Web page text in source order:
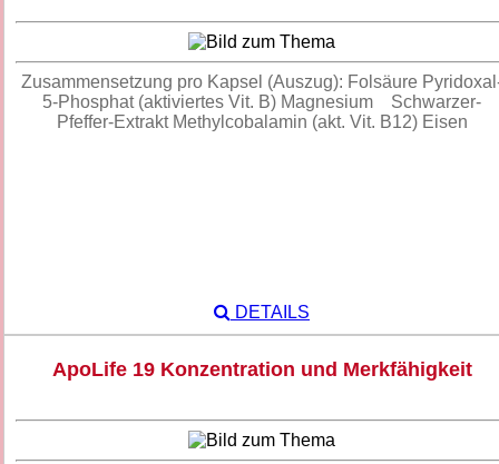
Zusammensetzung pro Kapsel (Auszug): Folsäure
5-Phosphat (aktiviertes Vit. B) Magnesium Schwarzer-
Pfeffer-Extrakt Methylcobalamin (akt. Vit. B12) Eisen
DETAILS
ApoLife 19 Konzentration und Merkfähigkeit